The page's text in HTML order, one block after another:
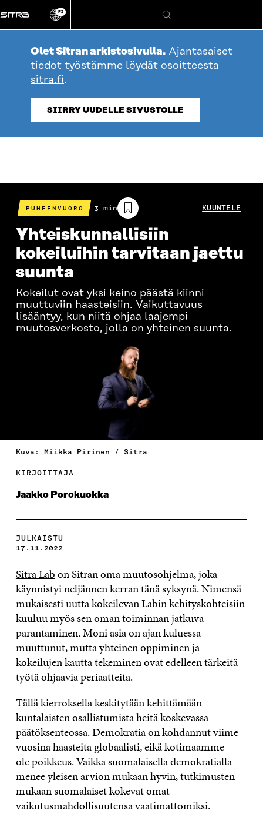
suoraan
sisältöön
Vaihda
kieli
FI
Hae
Olet Sitran arkistosivulla. Ajantasaiset
tiedot työstämme löydät osoitteesta
sitra.fi.
SIIRRY UUDELLE SIVUSTOLLE
PUHEENVUORO
Arvioitu
lukuaika
3 min KUUNTELE
Yhteiskunnallisiin
kokeiluihin tarvitaan jaettu
suunta
Kokeilut ovat yksi keino päästä kiinni
muuttuviin haasteisiin. Vaikuttavuus
lisääntyy, kun niitä ohjaa laajempi
muutosverkosto, jolla on yhteinen suunta.
Kuva: Miikka Pirinen / Sitra
KIRJOITTAJA
Jaakko Porokuokka
JULKAISTU
17.11.2022
Sitra Labon Sitran oma muutosohjelma, joka
käynnistyi neljännen kerran tänä syksynä. Nimensä
mukaisesti uutta kokeilevan Labin kehityskohteisiin
kuuluu myös sen oman toiminnan jatkuva
parantaminen. Moni asia on ajan kuluessa
muuttunut, mutta yhteinen oppiminen ja
kokeilujen kautta tekeminen ovat edelleen tärkeitä
työtä ohjaavia periaatteita.
Tällä kierroksella keskitytään kehittämään
kuntalaisten osallistumista heitä koskevassa
päätöksenteossa. Demokratia on kohdannut viime
vuosina haasteita globaalisti, eikä kotimaamme
ole poikkeus. Vaikka suomalaisella demokratialla
menee yleisen arvion mukaan hyvin, tutkimusten
mukaan suomalaiset kokevat omat
vaikutusmahdollisuutensa vaatimattomiksi.